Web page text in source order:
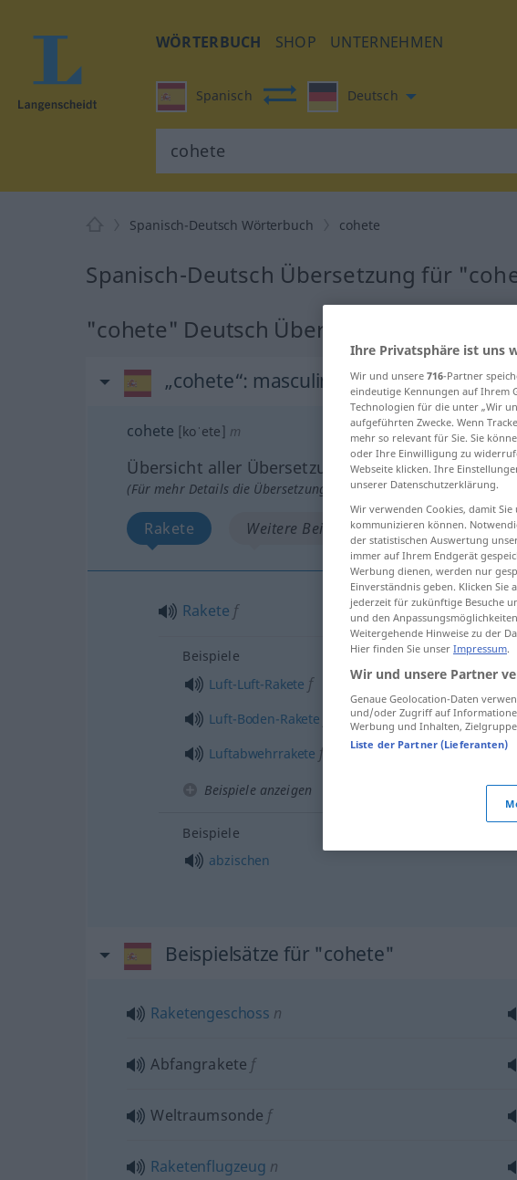
WÖRTERBUCH SHOP UNTERNEHMEN
Spanisch Deutsch
Spanisch-Deutsch Wörterbuch cohete
Spanisch-Deutsch Übersetzung für
"cohete" Deutsch Übersetzung
„cohete“: masculino
cohete [koˈete] m
Übersicht aller Übersetzungen
(Für mehr Details die Übersetzung anklicken/antippen)
Rakete Weitere Beispiele...
Rakete f
Beispiele
Luft-Luft-Rakete f
Luft-Boden-Rakete
Luftabwehrrakete f
Beispiele anzeigen
Beispiele
abzischen
Beispielsätze für "cohete"
Raketengeschoss n
Abfangrakete f
Weltraumsonde f
Raketenflugzeug n
Ihre Privatsphäre ist uns
Wir und unsere 716-Partner
eindeutige Kennungen auf Ihrem
Technologien für die unter „Wir
aufgeführten Zwecke. Wenn
mehr so relevant für Sie. Sie
oder Ihre Einwilligung zu
Webseite klicken. Ihre
unserer Datenschutzerklärung.
Wir verwenden Cookies, damit
kommunizieren können.
der statistischen Auswertung
immer auf Ihrem Endgerät
Werbung dienen, werden nur
Einverständnis geben. Klicken
jederzeit für zukünftige Besuche
und den
Weitergehende Hinweise zu der
Hier finden Sie unser Impressum.
Wir und unsere Partner
Genaue Geolocation-Daten
und/oder Zugriff auf
Werbung und Inhalten,
Liste der Partner (Lieferanten)